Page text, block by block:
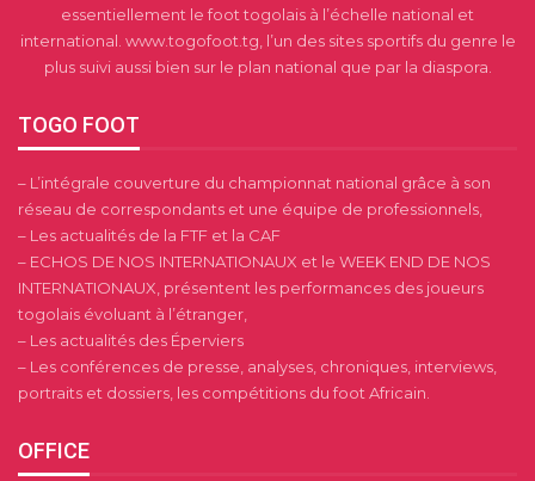
essentiellement le foot togolais à l’échelle national et
international. www.togofoot.tg, l’un des sites sportifs du genre le
plus suivi aussi bien sur le plan national que par la diaspora.
TOGO FOOT
– L’intégrale couverture du championnat national grâce à son
réseau de correspondants et une équipe de professionnels,
– Les actualités de la FTF et la CAF
– ECHOS DE NOS INTERNATIONAUX et le WEEK END DE NOS
INTERNATIONAUX, présentent les performances des joueurs
togolais évoluant à l’étranger,
– Les actualités des Éperviers
– Les conférences de presse, analyses, chroniques, interviews,
portraits et dossiers, les compétitions du foot Africain.
OFFICE